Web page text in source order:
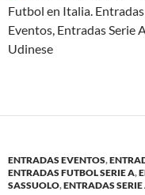
Futbol en Italia.
Eventos, Entradas Serie
Udinese
ENTRADAS EVENTOS,
ENTRADAS FUTBOL SERIE A,
SASSUOLO,ENTRADAS SERIE